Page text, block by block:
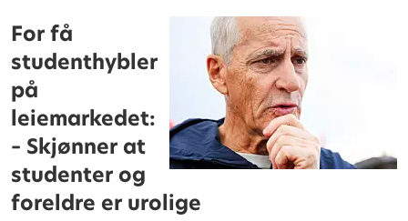
For få
studenthybler
på
leiemarkedet:
– Skjønner at
studenter og
foreldre er urolige